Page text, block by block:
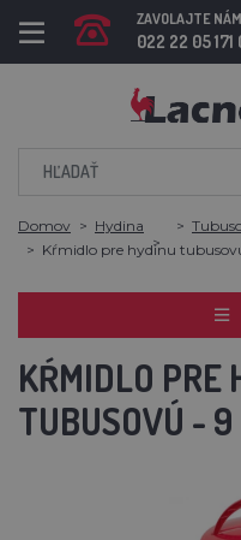
ZAVOLAJTE NÁM
022 22 05
Domov Hydina
Kŕmidlo pre hydinu
KŔMIDLO PRE
TUBUSOVÚ - 9